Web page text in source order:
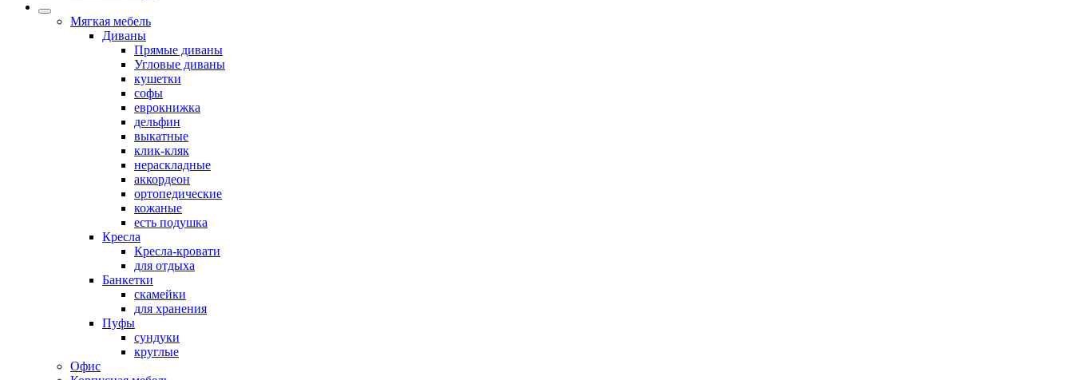
Мягкая мебель
Диваны
Прямые диваны
Угловые диваны
кушетки
софы
еврокнижка
дельфин
выкатные
клик-кляк
нераскладные
аккордеон
ортопедические
кожаные
есть подушка
Кресла
Кресла-кровати
для отдыха
Банкетки
скамейки
для хранения
Пуфы
сундуки
круглые
Офис